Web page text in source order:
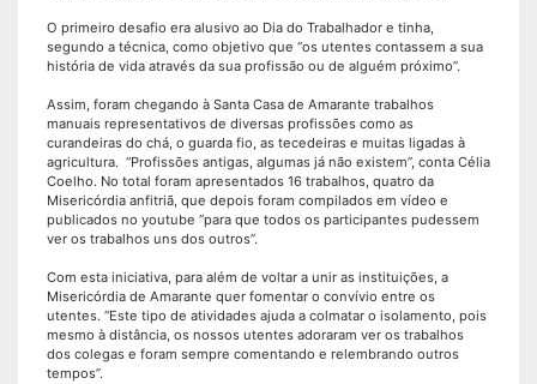
O primeiro desafio era alusivo ao Dia do Trabalhador e tinha,
segundo a técnica, como objetivo que “os utentes contassem a sua
história de vida através da sua profissão ou de alguém próximo”.
Assim, foram chegando à Santa Casa de Amarante trabalhos
manuais representativos de diversas profissões como as
curandeiras do chá, o guarda fio, as tecedeiras e muitas ligadas à
agricultura. “Profissões antigas, algumas já não existem”, conta Célia
Coelho. No total foram apresentados 16 trabalhos, quatro da
Misericórdia anfitriã, que depois foram compilados em vídeo e
publicados no youtube “para que todos os participantes pudessem
ver os trabalhos uns dos outros”.
Com esta iniciativa, para além de voltar a unir as instituições, a
Misericórdia de Amarante quer fomentar o convívio entre os
utentes. “Este tipo de atividades ajuda a colmatar o isolamento, pois
mesmo à distância, os nossos utentes adoraram ver os trabalhos
dos colegas e foram sempre comentando e relembrando outros
tempos”.